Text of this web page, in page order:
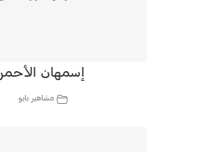
إسمهان الأحمر
مشاهير بايو